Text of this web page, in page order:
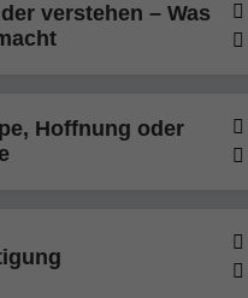
verstehen – Was
Hoffnung oder